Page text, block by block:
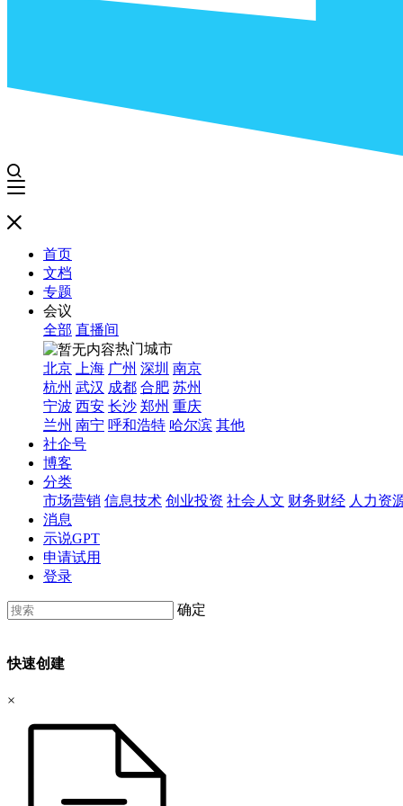
首页
文档
专题
会议
全部 直播间
热门城市
北京
上海 广州 深圳 南京
杭州 武汉 成都 合肥 苏州
宁波 西安 长沙 郑州 重庆
兰州 南宁 呼和浩特 哈尔滨 其他
社企号
博客
分类
市场营销 信息技术 创业投资 社会人文 财务财经 人力资
消息
示说GPT
申请试用
登录
确定
快速创建
×